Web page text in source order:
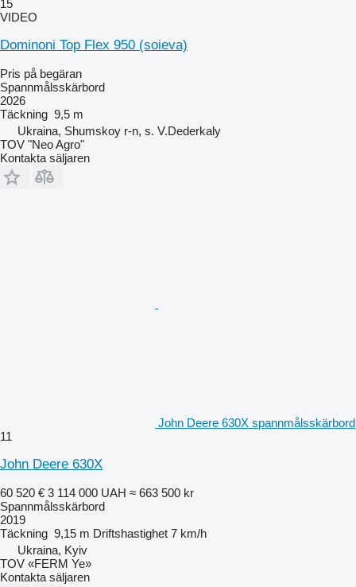
15
VIDEO
Dominoni Top Flex 950 (soieva)
Pris på begäran
Spannmålsskärbord
2026
Täckning 9,5 m
Ukraina, Shumskoy r-n, s. V.Dederkaly
TOV "Neo Agro"
Kontakta säljaren
John Deere 630X spannmålsskärbord
11
John Deere 630X
60 520 € 3 114 000 UAH ≈ 663 500 kr
Spannmålsskärbord
2019
Täckning 9,15 m Driftshastighet 7 km/h
Ukraina, Kyiv
TOV «FERM Ye»
Kontakta säljaren